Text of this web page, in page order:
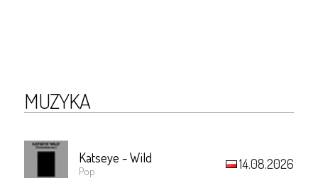
MUZYKA
Katseye - Wild
Pop 14.08.2026